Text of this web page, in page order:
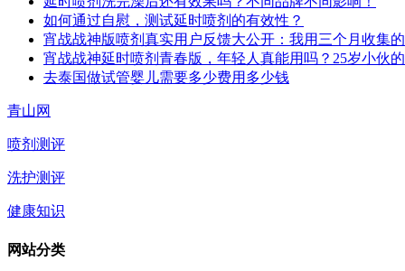
如何通过自慰，测试延时喷剂的有效性？
宵战战神版喷剂真实用户反馈大公开：我用三个月收集
宵战战神延时喷剂青春版，年轻人真能用吗？25岁小伙
去泰国做试管婴儿需要多少费用多少钱
青山网
喷剂测评
洗护测评
健康知识
网站分类